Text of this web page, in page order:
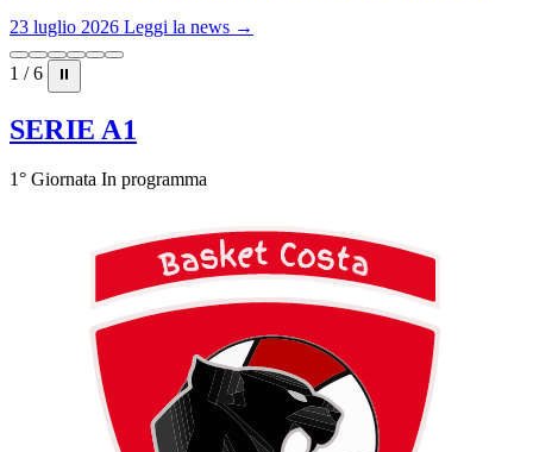
23 luglio 2026 Leggi la news →
1 / 6 ⏸
SERIE A1
1° Giornata In programma